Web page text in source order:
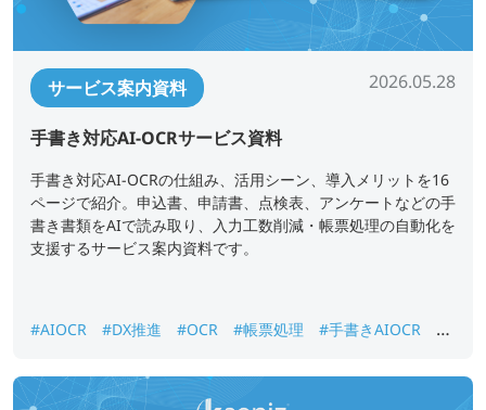
サービス案内資料 2026.05.28
手書き対応AI-OCRサービス資料
手書き対応AI-OCRの仕組み、活用シーン、導入メリットを16
ページで紹介。申込書、申請書、点検表、アンケートなどの手
書き書類をAIで読み取り、入力工数削減・帳票処理の自動化を
支援するサービス案内資料です。
#AIOCR #DX推進 #OCR #帳票処理 #手書きAIOCR
#